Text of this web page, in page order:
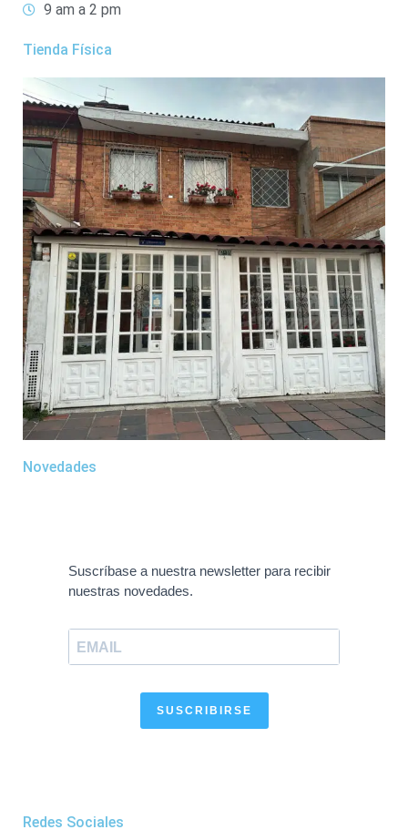
9 am a 2 pm
Tienda Física
Novedades
Suscríbase a nuestra newsletter para recibir
nuestras novedades.
SUSCRIBIRSE
Redes Sociales